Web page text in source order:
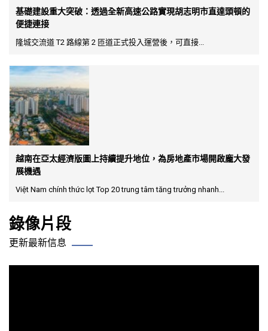
基礎建設重大突破：透過全新高速公路實現胡志明市直達頭頓的
便捷連接
隆城交流道 T2 路線第 2 匝道正式投入運營後，可直接...
越南在亞太經濟版圖上持續提升地位，為房地產市場開啟龐大發
展機遇
Việt Nam chính thức lọt Top 20 trung tâm tăng trưởng nhanh...
錄像片段
更新最新信息